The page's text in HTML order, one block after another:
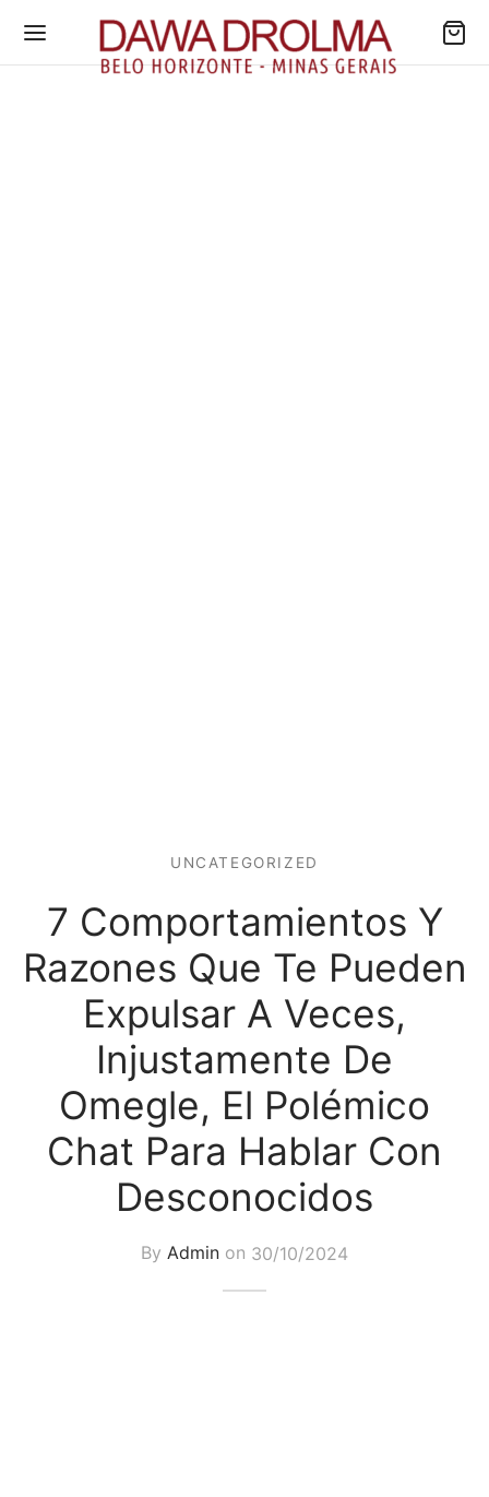
UNCATEGORIZED
7 Comportamientos Y
Razones Que Te Pueden
Expulsar A Veces,
Injustamente De
Omegle, El Polémico
Chat Para Hablar Con
Desconocidos
By Admin on 30/10/2024